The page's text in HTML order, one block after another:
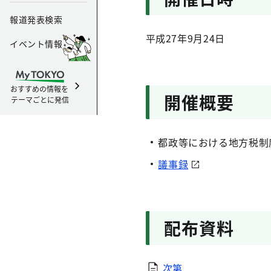
報道発表検索
イベント情報
おすすめの情報を
テーマごとに発信
平成27年9月24日
開催概要
都政等における地方税
議事録
配布資料
次第